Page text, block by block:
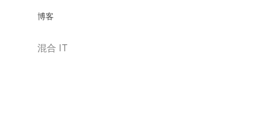
博客
混合 IT